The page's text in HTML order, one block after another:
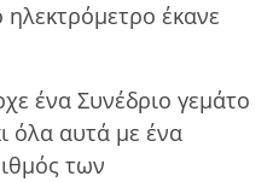
ηλεκτρόµετρο έκανε
ένα Συνέδριο γεµάτο
όλα αυτά µε ένα
των